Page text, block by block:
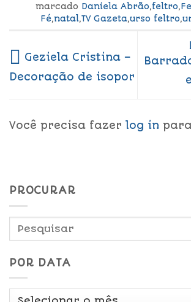
marcado Daniela Abrão,feltro,
Fé,natal,TV Gazeta,urso feltro,
Geziela Cristina –
Decoração de isopor
Você precisa fazer log in
PROCURAR
POR DATA
Por